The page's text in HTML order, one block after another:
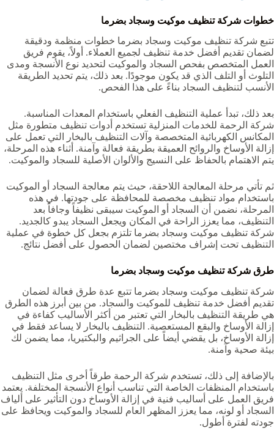
خطوات شركة تنظيف موكيت وسجاد بضرما‏‏‏
تتبع شركة تنظيف موكيت وسجاد بضرما‏‏‏ خطوات منظمة ودقيقة
لضمان تقديم أفضل خدمة تنظيف لجميع العملاء. أولاً، يقوم فريق
العمل المتخصص بفحص السجاد والموكيت لتحديد نوع الأنسجة ومدى
التلوث أو التلف الذي قد يكون موجودًا. بعد ذلك، يتم تحديد الطريقة
الأنسب لتنظيف السجاد بناءً على هذا الفحص.
بعد ذلك، تبدأ عملية التنظيف الفعلي باستخدام المعدات المناسبة.
شركة الرحمة للخدمات المنزلية تستخدم أدوات تنظيف متطورة مثل
المكانس الكهربائية المتخصصة وآلات التنظيف بالبخار التي تعمل على
إزالة الأوساخ والروائح العميقة بطريقة فعالة وآمنة. أثناء هذه المرحلة،
يتم الاهتمام بالحفاظ على النسيج والألوان الأصلية للسجاد والموكيت.
ثم تأتي مرحلة المعالجة اللاحقة، حيث يتم معالجة السجاد أو الموكيت
باستخدام مواد تنظيف مخصصة للمحافظة على جودتها. في هذه
المرحلة، نضمن أن السجاد أو الموكيت سيبقى نظيفاً وجافاً بعد
التنظيف، مما يعزز الراحة في المكان ويجعل السجاد يبدو كالجديد.
شركة تنظيف موكيت وسجاد بضرما‏‏‏ تلتزم بجعل كل خطوة في عملية
التنظيف تحت إشراف مختصين لضمان الحصول على أفضل نتائج.
طرق شركة تنظيف موكيت وسجاد بضرما‏‏‏
شركة تنظيف موكيت وسجاد بضرما‏‏‏ تتبع عدة طرق فعالة لضمان
تقديم أفضل خدمة تنظيف للموكيت والسجاد. من بين أبرز هذه الطرق
هي طريقة التنظيف بالبخار التي تعتبر من أكثر الأساليب كفاءة في
إزالة الأوساخ والبقع المستعصية. التنظيف بالبخار لا يساعد فقط في
إزالة الأوساخ، بل يقضي أيضاً على الجراثيم والبكتيريا، مما يضمن لك
بيئة صحية وآمنة.
بالإضافة إلى ذلك، تستخدم شركة الرحمة طرقاً أخرى مثل التنظيف
باستخدام المنظفات الخاصة التي تناسب أنواع الأنسجة المختلفة. يعتمد
فريق العمل على أساليب فنية في إزالة الأوساخ دون التأثير على ألياف
السجاد أو لونه، مما يعزز المظهر العام للسجاد والموكيت ويحافظ على
جودته لفترة أطول.